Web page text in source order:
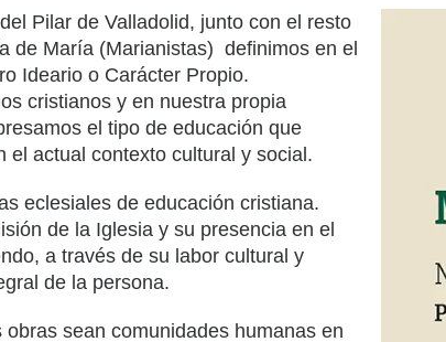
Pilar de Valladolid, junto con el resto
de María (Marianistas) definimos en el
Ideario o Carácter Propio.
cristianos y en nuestra propia
el tipo de educación que
el actual contexto cultural y social.
eclesiales de educación cristiana.
de la Iglesia y su presencia en el
a través de su labor cultural y
de la persona.
sean comunidades humanas en